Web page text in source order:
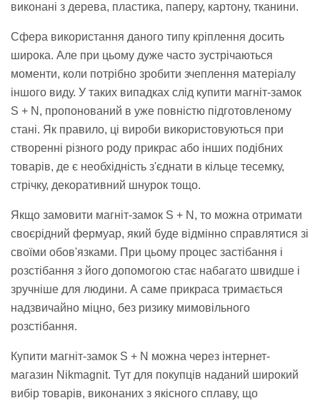
виконані з дерева, пластика, паперу, картону, тканини.
Сфера використання даного типу кріплення досить
широка. Але при цьому дуже часто зустрічаються
моменти, коли потрібно зробити зчеплення матеріалу
іншого виду. У таких випадках слід купити магніт-замок
S + N, пропонований в уже повністю підготовленому
стані. Як правило, ці вироби використовуються при
створенні різного роду прикрас або інших подібних
товарів, де є необхідність з'єднати в кільце тесемку,
стрічку, декоративний шнурок тощо.
Якщо замовити магніт-замок S + N, то можна отримати
своєрідний фермуар, який буде відмінно справлятися зі
своїми обов'язками. При цьому процес застібання і
розстібання з його допомогою стає набагато швидше і
зручніше для людини. А саме прикраса тримається
надзвичайно міцно, без ризику мимовільного
розстібання.
Купити магніт-замок S + N можна через інтернет-
магазин Nikmagnit. Тут для покупців наданий широкий
вибір товарів, виконаних з якісного сплаву, що